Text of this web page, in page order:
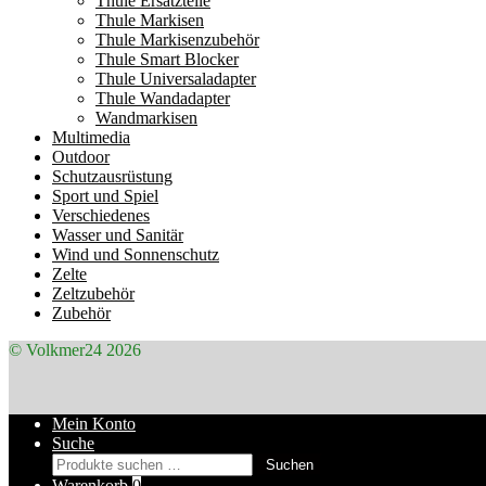
Thule Markisen
Thule Markisenzubehör
Thule Smart Blocker
Thule Universaladapter
Thule Wandadapter
Wandmarkisen
Multimedia
Outdoor
Schutzausrüstung
Sport und Spiel
Verschiedenes
Wasser und Sanitär
Wind und Sonnenschutz
Zelte
Zeltzubehör
Zubehör
© Volkmer24 2026
Mein Konto
Suche
Suchen
nach:
Suchen